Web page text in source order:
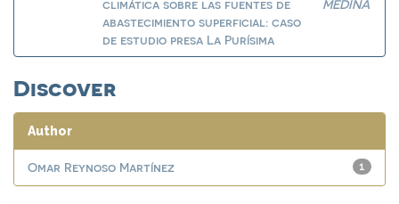
climática sobre las fuentes de
abastecimiento superficial: caso
de estudio presa La Purísima
MEDINA
Discover
Author
1
Omar Reynoso Martínez